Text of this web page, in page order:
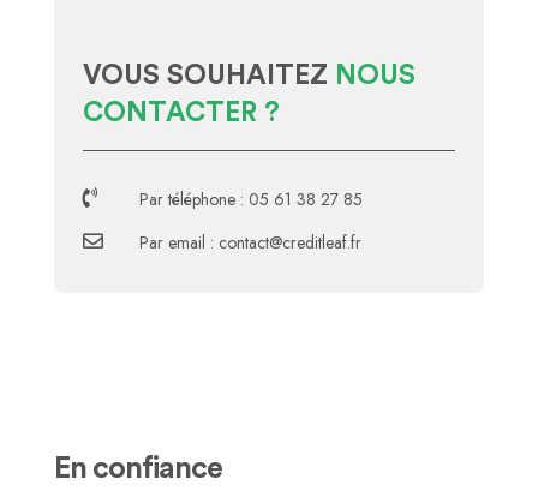
VOUS SOUHAITEZ NOUS
CONTACTER ?
 Par téléphone : 05 61 38 27 85
 Par email : contact@creditleaf.fr
En confiance